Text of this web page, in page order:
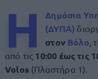
Η
Δημόσια
(ΔΥΠΑ)
στον Βόλο ,
από τις 10:00 έως τις
Volos (Πλαστήρα 1).